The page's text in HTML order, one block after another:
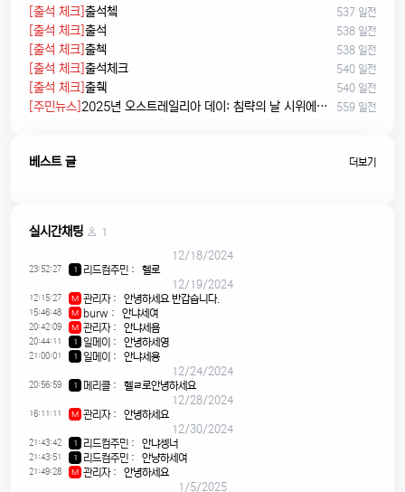
[출석 체크] 출석쳌 537 일전
[출석 체크] 출석 538 일전
[출석 체크] 출첵 538 일전
[출석 체크] 출석체크 540 일전
[출석 체크] 출췍 540 일전
[주민뉴스] 2025년 오스트레일리아 데이: 침략의 날 시위에서 시민권 선서, 피크닉까지 559 일전
베스트 글 더보기
실시간채팅
1
12/18/2024
23:52:27 1 리드컴주민 :
헬로
12/19/2024
12:15:27 M 관리자: 안녕하세요 반갑습니다.
15:46:48 M burw : 안냐세여
20:42:09 M 관리자: 안냐세욤
20:44:11 1 일메이 : 안녕하세영
21:00:01 1 일메이 :
안냐세용
12/24/2024
20:56:59 1 메리클:
헬ㄹ로안녕하세요
12/28/2024
16:11:11 M 관리자:
안녕하세요
12/30/2024
21:43:42 1 리드컴주민 : 안냐셍너
21:43:51 1 리드컴주민 : 안냥하세여
21:49:28 M 관리자:
안녕하세요
1/5/2025